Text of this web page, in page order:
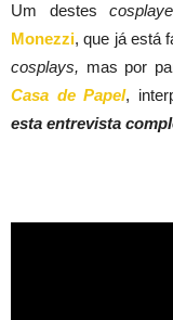
Um destes
Monezzi, que já está
cosplays, mas por
Casa de Papel,
esta entrevista